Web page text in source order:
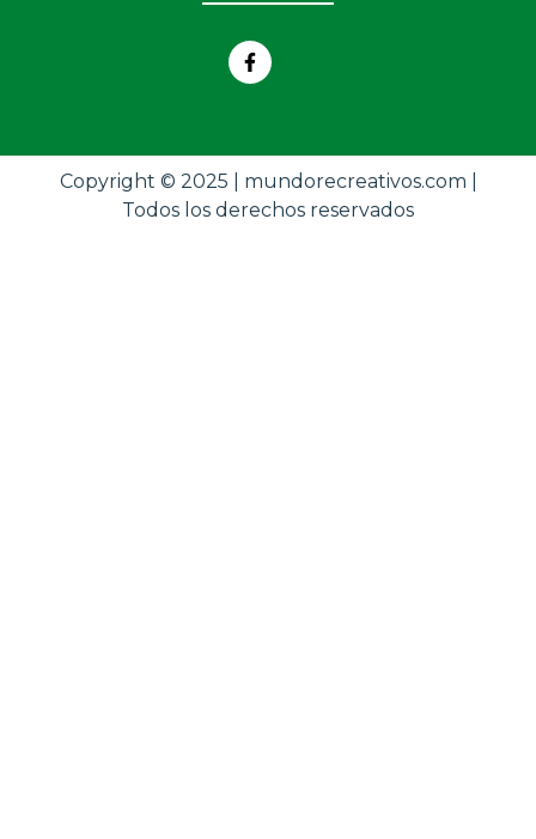
Copyright © 2025 | mundorecreativos.com |
Todos los derechos reservados